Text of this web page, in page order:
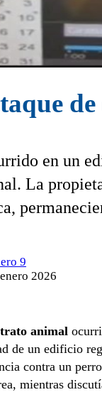
en un
La
9
2026
animal
de un edificio
contra un
mientras